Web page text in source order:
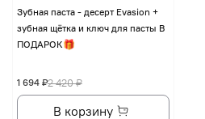
Зубная паста - десерт Evasion +
зубная щётка и ключ для пасты В
ПОДАРОК🎁
2 420 ₽
1 694 ₽
В корзину